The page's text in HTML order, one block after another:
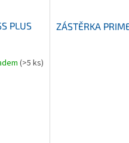
PLUS
(>5 ks)
ZÁSTĚRKA